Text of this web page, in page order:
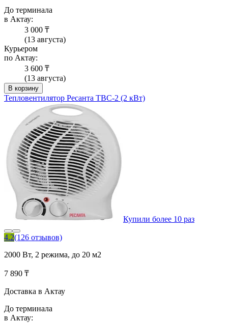
До терминала
в Актау:
3 000 ₸
(13 августа)
Курьером
по Актау:
3 600 ₸
(13 августа)
В корзину
Тепловентилятор Ресанта ТВС-2 (2 кВт)
Купили более 10 раз
4.2(126 отзывов)
2000 Вт, 2 режима, до 20 м2
7 890 ₸
Доставка в Актау
До терминала
в Актау: